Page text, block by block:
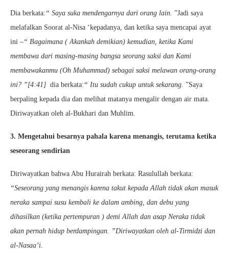
Dia berkata: “ Saya suka mendengarnya dari orang lain. ”Jadi saya
melafalkan Soorat al-Nisa ‘kepadanya, dan ketika saya mencapai ayat
ini –“ Bagaimana ( Akankah demikian) kemudian, ketika Kami
membawa dari masing-masing bangsa seorang saksi dan Kami
membawakanmu (Oh Muhammad) sebagai saksi melawan orang-orang
ini? ”[4:41] dia berkata: “ Itu sudah cukup untuk sekarang. ”Saya
berpaling kepada dia dan melihat matanya mengalir dengan air mata.
Diriwayatkan oleh al-Bukhari dan Muhlim.
3. Mengetahui besarnya pahala karena menangis, terutama ketika
seseorang sendirian
Diriwayatkan bahwa Abu Hurairah berkata: Rasulullah berkata:
“Seseorang yang menangis karena takut kepada Allah tidak akan masuk
neraka sampai susu kembali ke dalam ambing, dan debu yang
dihasilkan (ketika pertempuran ) demi Allah dan asap Neraka tidak
akan pernah hidup berdampingan. ”Diriwayatkan oleh al-Tirmidzi dan
al-Nasaa’i.